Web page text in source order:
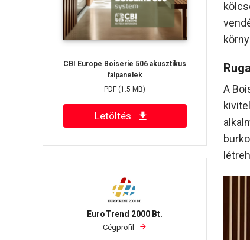
CBI Europe Boiserie 506 akusztikus
falpanelek
PDF (1.5 MB)
Letöltés
EuroTrend 2000 Bt.
Cégprofil
A